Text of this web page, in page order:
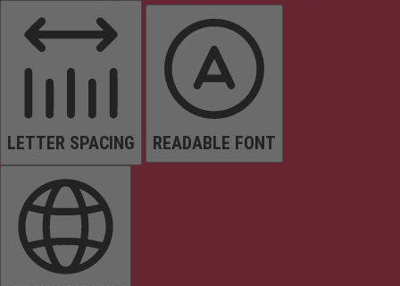
LETTER SPACING READABLE FONT